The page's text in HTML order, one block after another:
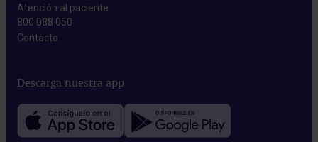
Atención al paciente
800 088 050
Contacto​
Descarga nuestra app